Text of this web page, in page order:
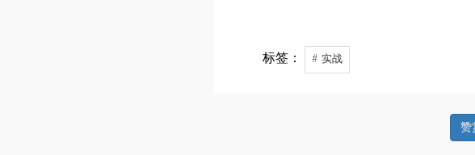
标签： # 实战
赞